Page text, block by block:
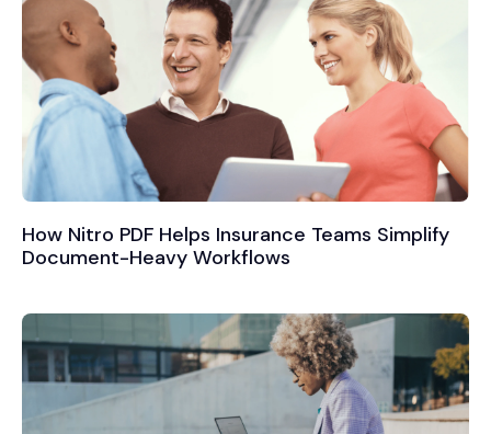
How Nitro PDF Helps Insurance Teams Simplify
Document-Heavy Workflows